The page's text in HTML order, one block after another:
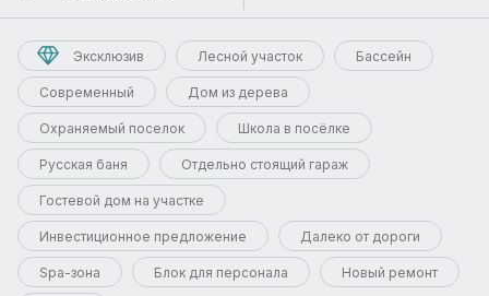
Эксклюзив Лесной участок Бассейн
Современный Дом из дерева
Охраняемый поселок Школа в посёлке
Русская баня Отдельно стоящий гараж
Гостевой дом на участке
Инвестиционное предложение Далеко от дороги
Spa-зона Блок для персонала Новый ремонт